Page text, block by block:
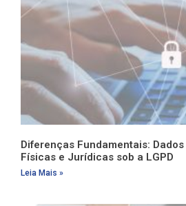
Diferenças Fundamentais:
Físicas e Jurídicas sob a LGPD
Leia Mais »